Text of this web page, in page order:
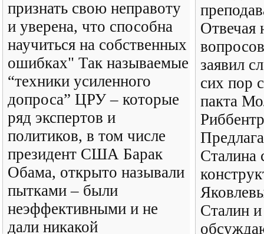
признать свою неправоту
и уверена, что способна
научиться на собственных
ошибках" Так называемые
“техники усиленного
допроса” ЦРУ – которые
ряд экспертов и
политиков, в том числе
президент США Барак
Обама, открыто называли
пытками – были
неэффективными и не
дали никакой
Отвечая
заявил
сих пор
пакта
Сталина
Сталин